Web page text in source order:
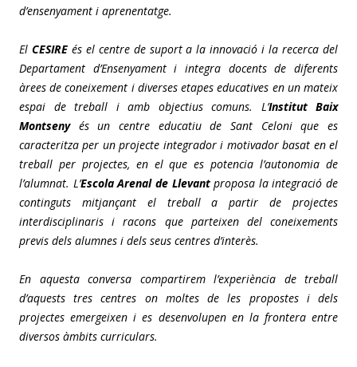
d’ensenyament i aprenentatge.
El CESIREés el centre de suport a la innovació i la recerca del
Departament d’Ensenyament i integra docents de diferents
àrees de coneixement i diverses etapes educatives en un mateix
espai de treball i amb objectius comuns. L’Institut Baix
Montsenyés un centre educatiu de Sant Celoni que es
caracteritza per un projecte integrador i motivador basat en el
treball per projectes, en el que es potencia l’autonomia de
l’alumnat. L’Escola Arenal de Llevantproposa la integració de
continguts mitjançant el treball a partir de projectes
interdisciplinaris i racons que parteixen del coneixements
previs dels alumnes i dels seus centres d’interès.
En aquesta conversa compartirem l’experiència de treball
d’aquests tres centres on moltes de les propostes i dels
projectes emergeixen i es desenvolupen en la frontera entre
diversos àmbits curriculars.